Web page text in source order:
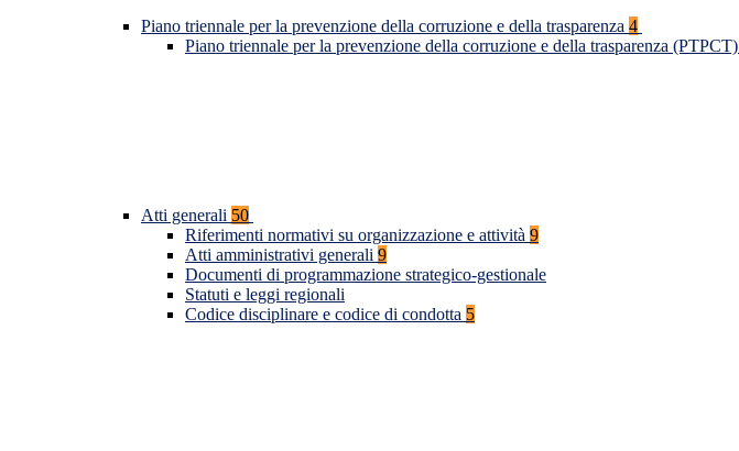
Piano triennale per la prevenzione della corruzione e della trasparenza 4
Piano triennale per la prevenzione della corruzione e della trasparenza (PTPCT)
Atti generali 50
Riferimenti normativi su organizzazione e attività 9
Atti amministrativi generali 9
Documenti di programmazione strategico-gestionale
Statuti e leggi regionali
Codice disciplinare e codice di condotta 5